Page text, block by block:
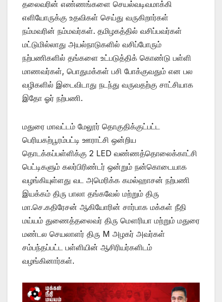
தலைவரின் எண்ணங்களை செயல்வடிவமாக்கி
எளியோருக்கு உதவிகள் செய்து வருகிறார்கள்
நம்மவரின் நம்மவர்கள். தமிழகத்தில் வசிப்பவர்கள்
மட்டுமில்லாது அயல்நாடுகளில் வசிப்போரும்
நற்பணிகளில் தங்களை உட்படுத்திக் கொண்டு பள்ளி
மாணவர்கள், பொதுமக்கள் பசி போக்குவதும் என பல
வழிகளில் இடைவிடாது நடந்து வருவதற்கு சாட்சியாக
இதோ ஓர் நற்பணி.
மதுரை மாவட்டம் மேலூர் தொகுதிக்குட்பட்ட
பெரியகற்பூரம்பட்டி ஊராட்சி ஒன்றிய
தொடக்கப்பள்ளிக்கு 2 LED வண்ணத்தொலைக்காட்சி
பெட்டிகளும் கலர்பிரிண்டர் ஒன்றும் நன்கொடையாக
வழங்கியுள்ளது வட அமெரிக்க கமல்ஹாசன் நற்பணி
இயக்கம் திரு பாலா தங்கவேல் மற்றும் திரு
மா.செ.கதிரேசன் ஆகியோரின் சார்பாக மக்கள் நீதி
மய்யம் துணைத்தலைவர் திரு மௌரியா மற்றும் மதுரை
மண்டல செயலாளர் திரு M அழகர் அவர்கள்
சம்பந்தப்பட்ட பள்ளியின் ஆசிரியர்களிடம்
வழங்கினார்கள்.